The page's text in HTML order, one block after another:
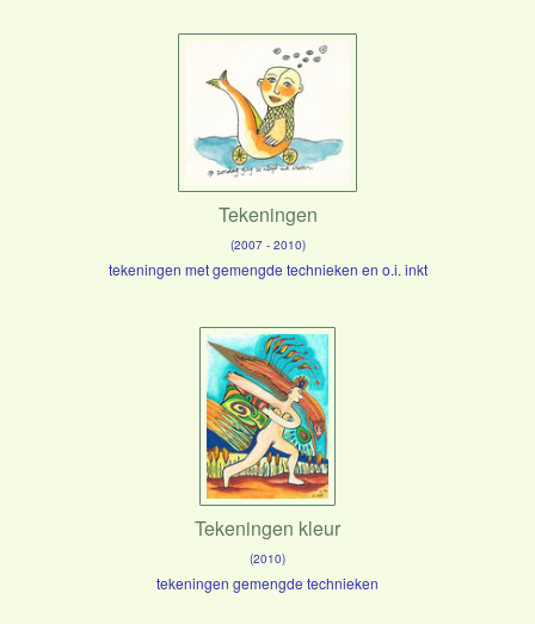
Tekeningen
(2007 - 2010)
tekeningen met gemengde technieken en o.i. inkt
Tekeningen kleur
(2010)
tekeningen gemengde technieken